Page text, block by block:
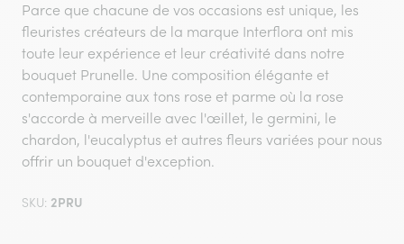
Parce que chacune de vos occasions est unique, les
fleuristes créateurs de la marque Interflora ont mis
toute leur expérience et leur créativité dans notre
bouquet Prunelle. Une composition élégante et
contemporaine aux tons rose et parme où la rose
s'accorde à merveille avec l'œillet, le germini, le
chardon, l'eucalyptus et autres fleurs variées pour nous
offrir un bouquet d'exception.
SKU: 2PRU